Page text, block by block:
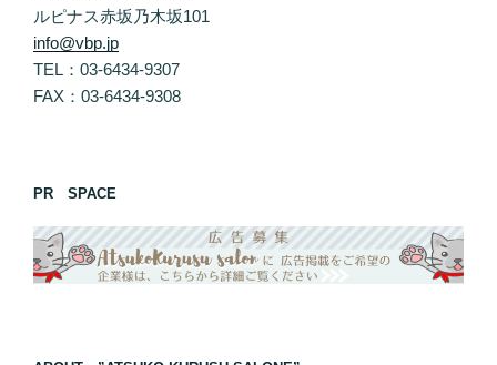
ルピナス赤坂乃木坂101
info@vbp.jp
TEL：03-6434-9307
FAX：03-6434-9308
PR SPACE